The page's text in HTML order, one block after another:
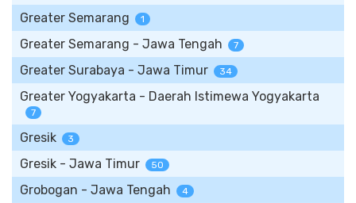
Greater Semarang 1
Greater Semarang - Jawa Tengah 7
Greater Surabaya - Jawa Timur 34
Greater Yogyakarta - Daerah Istimewa Yogyakarta
7
Gresik 3
Gresik - Jawa Timur 50
Grobogan - Jawa Tengah 4